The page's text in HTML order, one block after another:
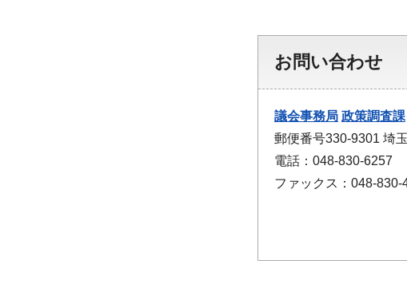
お問い合わせ
議会事務局 政策調査課
郵便番号330-9301 埼
電話：048-830-6257
ファックス：048-830-